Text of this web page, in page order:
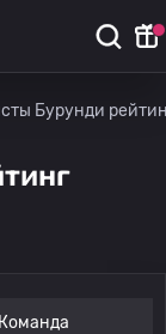
Бурунди
Команда